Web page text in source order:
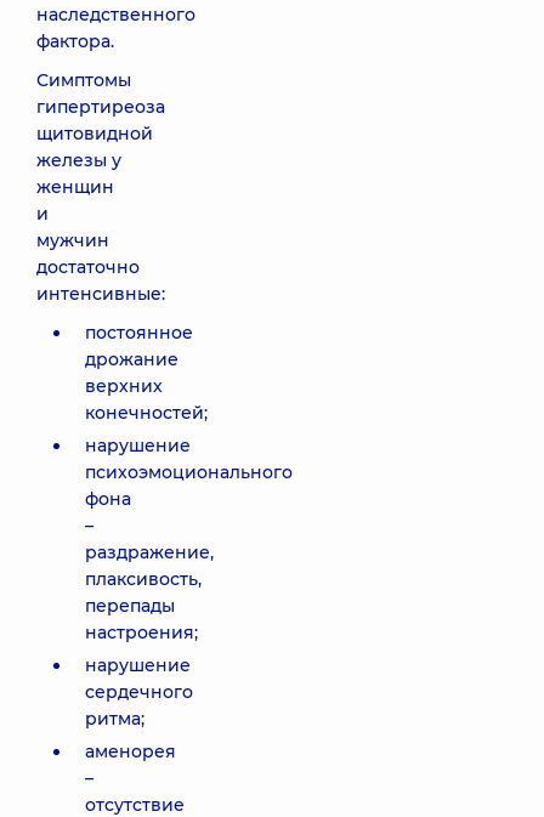
наследственного
фактора.
Симптомы
гипертиреоза
щитовидной
железы у
женщин
и
мужчин
достаточно
интенсивные:
постоянное
дрожание
верхних
конечностей;
нарушение
психоэмоционального
фона
–
раздражение,
плаксивость,
перепады
настроения;
нарушение
сердечного
ритма;
аменорея
–
отсутствие